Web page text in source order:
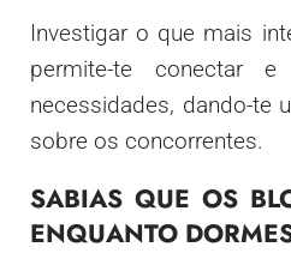
Investigar o que mais
permite-te conectar
necessidades, dando-te
sobre os concorrentes.
SABIAS QUE OS
ENQUANTO